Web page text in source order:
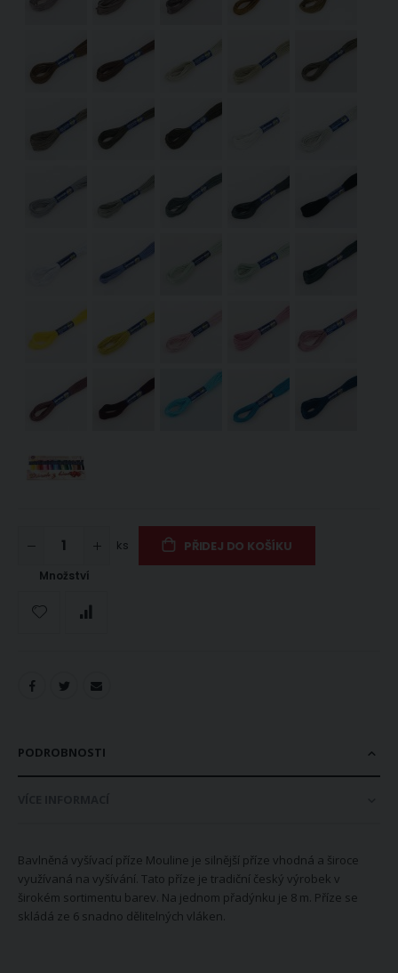
Množství
ks PŘIDEJ DO KOŠÍKU
PODROBNOSTI
Bavlněná vyšívací příze Mouline je silnější příze vhodná a široce
využívaná na vyšívání. Tato příze je tradiční český výrobek v
širokém sortimentu barev. Na jednom přadýnku je 8 m. Příze se
skládá ze 6 snadno dělitelných vláken.